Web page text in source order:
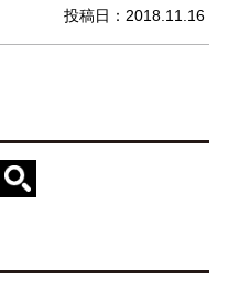
投稿日：2018.11.16